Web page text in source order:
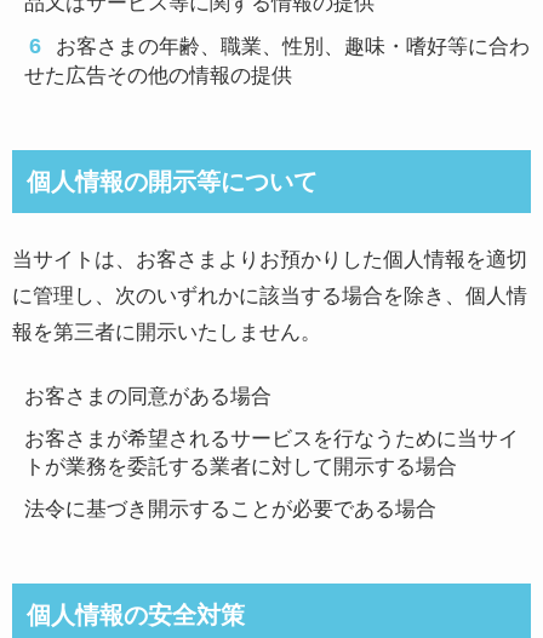
お客さまの年齢、職業、性別、趣味・嗜好等に合わ
せた広告その他の情報の提供
個人情報の開示等について
当サイトは、お客さまよりお預かりした個人情報を適切
に管理し、次のいずれかに該当する場合を除き、個人情
報を第三者に開示いたしません。
お客さまの同意がある場合
お客さまが希望されるサービスを行なうために当サイ
トが業務を委託する業者に対して開示する場合
法令に基づき開示することが必要である場合
個人情報の安全対策